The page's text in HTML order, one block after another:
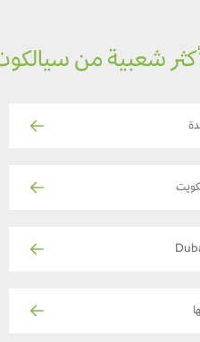
شعبية من